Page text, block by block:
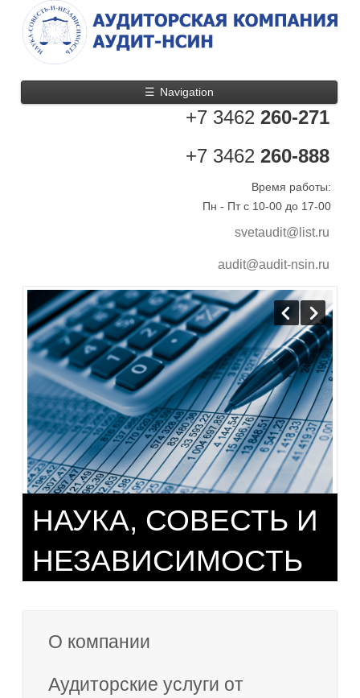
☰ Navigation
+7 3462 260-271
+7 3462 260-888
Время работы:
Пн - Пт с 10-00 до 17-00
svetaudit@list.ru
audit@audit-nsin.ru
НАУКА, СОВЕСТЬ И
НЕЗАВИСИМОСТЬ
О компании
Аудиторские услуги от